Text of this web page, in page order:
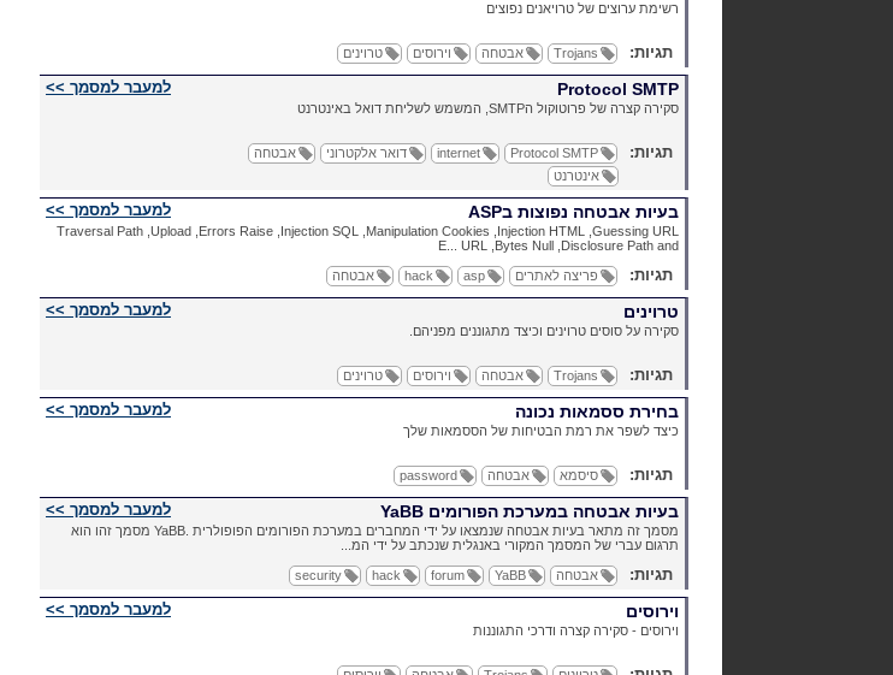
רשימת ערוצים של טרויאנים נפוצים
תגיות: Trojans אבטחה וירוסים טרוינים
למעבר למסמך >> SMTP
Protocol
סקירה קצרה של פרוטוקול הSMTP, המשמש לשליחת דואל באינטרנט
תגיות: SMTP
Protocol
internet דואר אלקטרוני
אבטחה
אינטרנט
למעבר למסמך >> בעיות אבטחה נפוצות בASP
URL
Guessing
HTML
Injection
Cookies
Manipulation
SQL
Injection
Raise
Errors
Upload
Path
Traversal
and
Path
Disclosure
Null
Bytes
URL
E...
תגיות: פריצה לאתרים asp
hack אבטחה
למעבר למסמך >> טרוינים
סקירה על סוסים טרוינים וכיצד מתגוננים מפניהם.
תגיות: Trojans אבטחה וירוסים טרוינים
למעבר למסמך >> בחירת ססמאות נכונה
כיצד לשפר את רמת הבטיחות של הססמאות שלך
תגיות: סיסמא אבטחה password
למעבר למסמך >> בעיות אבטחה במערכת הפורומים YaBB
מסמך זה מתאר בעיות אבטחה שנמצאו על ידי המחברים במערכת הפורומים הפופולרית YaBB. מסמך זהו הוא
תרגום עברי של המסמך המקורי באנגלית שנכתב על ידי המ...
תגיות: אבטחה YaBB
forum
hack
security
למעבר למסמך >> וירוסים
וירוסים - סקירה קצרה ודרכי התגוננות